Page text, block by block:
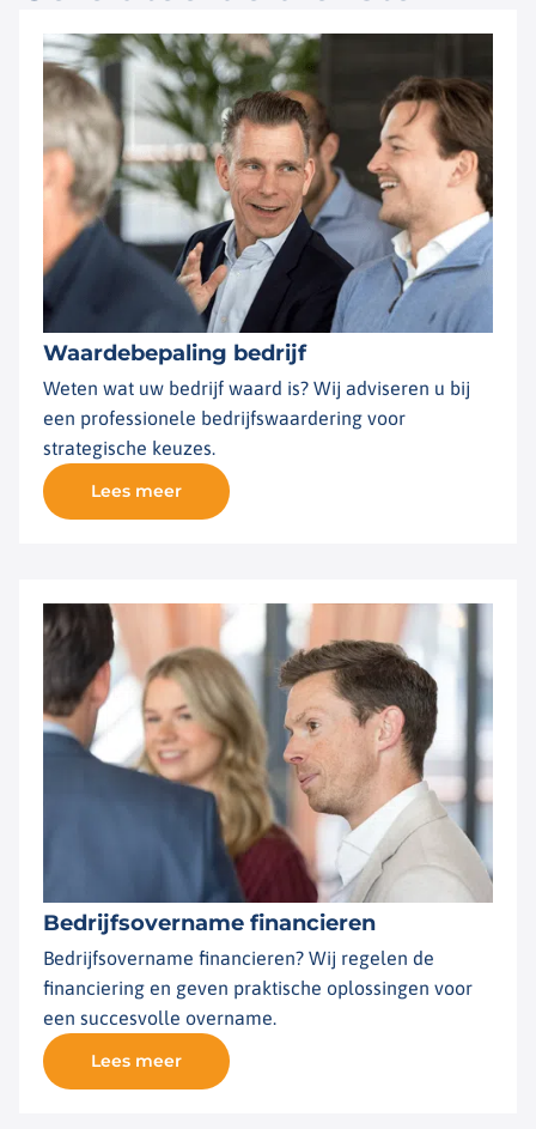
Waardebepaling bedrijf
Weten wat uw bedrijf waard is? Wij adviseren u bij
een professionele bedrijfswaardering voor
strategische keuzes.
Lees meer
Bedrijfsovername financieren
Bedrijfsovername financieren? Wij regelen de
financiering en geven praktische oplossingen voor
een succesvolle overname.
Lees meer